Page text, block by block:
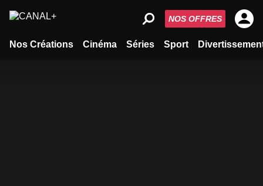
Nos Créations Cinéma Séries Sport
NOS OFFRES